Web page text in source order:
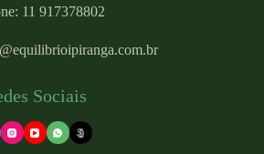
11 917378802
.br
Sociais